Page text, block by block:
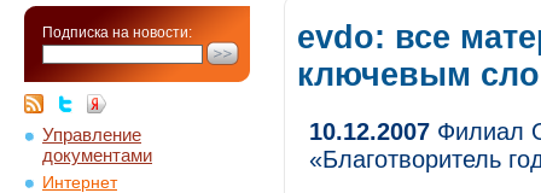
Подписка на новости:
Управление
документами
Интернет
evdo: все
ключевым
10.12.2007 Филиал
«Благотворитель